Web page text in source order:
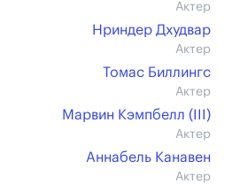
Актер
Нриндер Дхудвар
Актер
Томас Биллингс
Актер
Марвин Кэмпбелл (III)
Актер
Аннабель Канавен
Актер